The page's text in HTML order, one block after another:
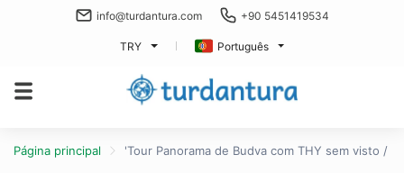
info@turdantura.com +90 5451419534
TRY Português
Página principal 'Tour Panorama de Budva com THY sem visto /